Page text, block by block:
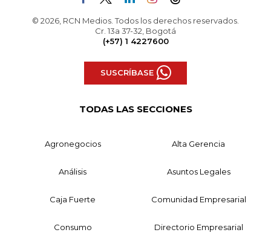
© 2026, RCN Medios. Todos los derechos reservados.
Cr. 13a 37-32, Bogotá
(+57) 1 4227600
SUSCRÍBASE
TODAS LAS SECCIONES
Agronegocios Alta Gerencia
Análisis Asuntos Legales
Caja Fuerte Comunidad Empresarial
Consumo Directorio Empresarial